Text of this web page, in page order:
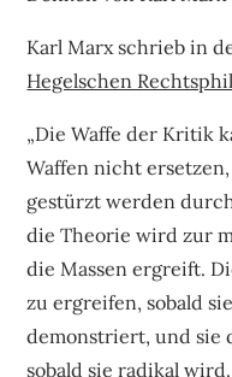
Karl Marx schrieb in
Hegelschen
„Die Waffe der Kritik
Waffen nicht
gestürzt werden
die Theorie wird zur
die Massen ergreift.
zu ergreifen, sobald
demonstriert, und
sobald sie radikal